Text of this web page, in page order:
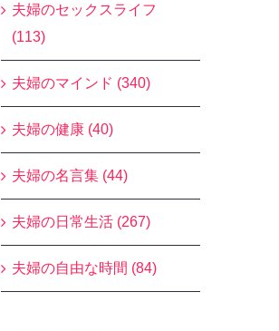
夫婦のセックスライフ
(113)
夫婦のマインド (340)
夫婦の健康 (40)
夫婦の名言集 (44)
夫婦の日常生活 (267)
夫婦の自由な時間 (84)